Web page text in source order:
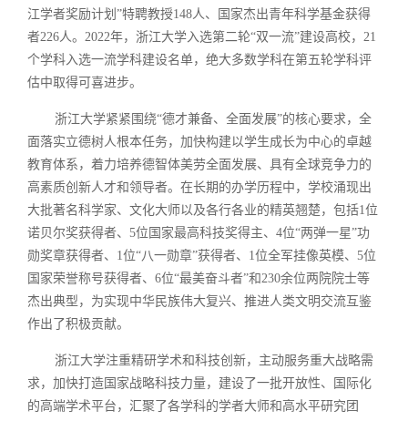
江学者奖励计划”特聘教授148人、国家杰出青年科学基金获得
者226人。2022年，浙江大学入选第二轮“双一流”建设高校，21
个学科入选一流学科建设名单，绝大多数学科在第五轮学科评
估中取得可喜进步。
浙江大学紧紧围绕“德才兼备、全面发展”的核心要求，全
面落实立德树人根本任务，加快构建以学生成长为中心的卓越
教育体系，着力培养德智体美劳全面发展、具有全球竞争力的
高素质创新人才和领导者。在长期的办学历程中，学校涌现出
大批著名科学家、文化大师以及各行各业的精英翘楚，包括1位
诺贝尔奖获得者、5位国家最高科技奖得主、4位“两弹一星”功
勋奖章获得者、1位“八一勋章”获得者、1位全军挂像英模、5位
国家荣誉称号获得者、6位“最美奋斗者”和230余位两院院士等
杰出典型，为实现中华民族伟大复兴、推进人类文明交流互鉴
作出了积极贡献。
浙江大学注重精研学术和科技创新，主动服务重大战略需
求，加快打造国家战略科技力量，建设了一批开放性、国际化
的高端学术平台，汇聚了各学科的学者大师和高水平研究团